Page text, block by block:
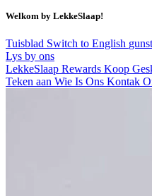
Welkom by LekkeSlaap!
Tuisblad Switch to English
Lys by ons
LekkeSlaap Rewards Koop
Teken aan Wie Is Ons Kontak